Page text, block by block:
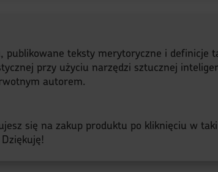
teksty merytoryczne i definicje
przy użyciu narzędzi sztucznej
autorem.
się na zakup produktu po kliknięciu w